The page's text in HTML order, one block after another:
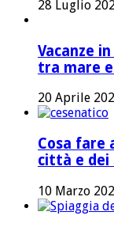
28 Luglio
Vacanze
tra mare
20 Aprile
Cosa fare
città e dei
10 Marzo